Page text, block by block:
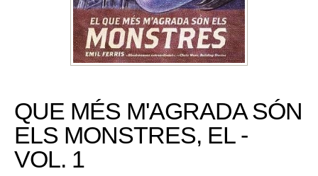
QUE MÉS M'AGRADA SÓN
ELS MONSTRES, EL -
VOL. 1